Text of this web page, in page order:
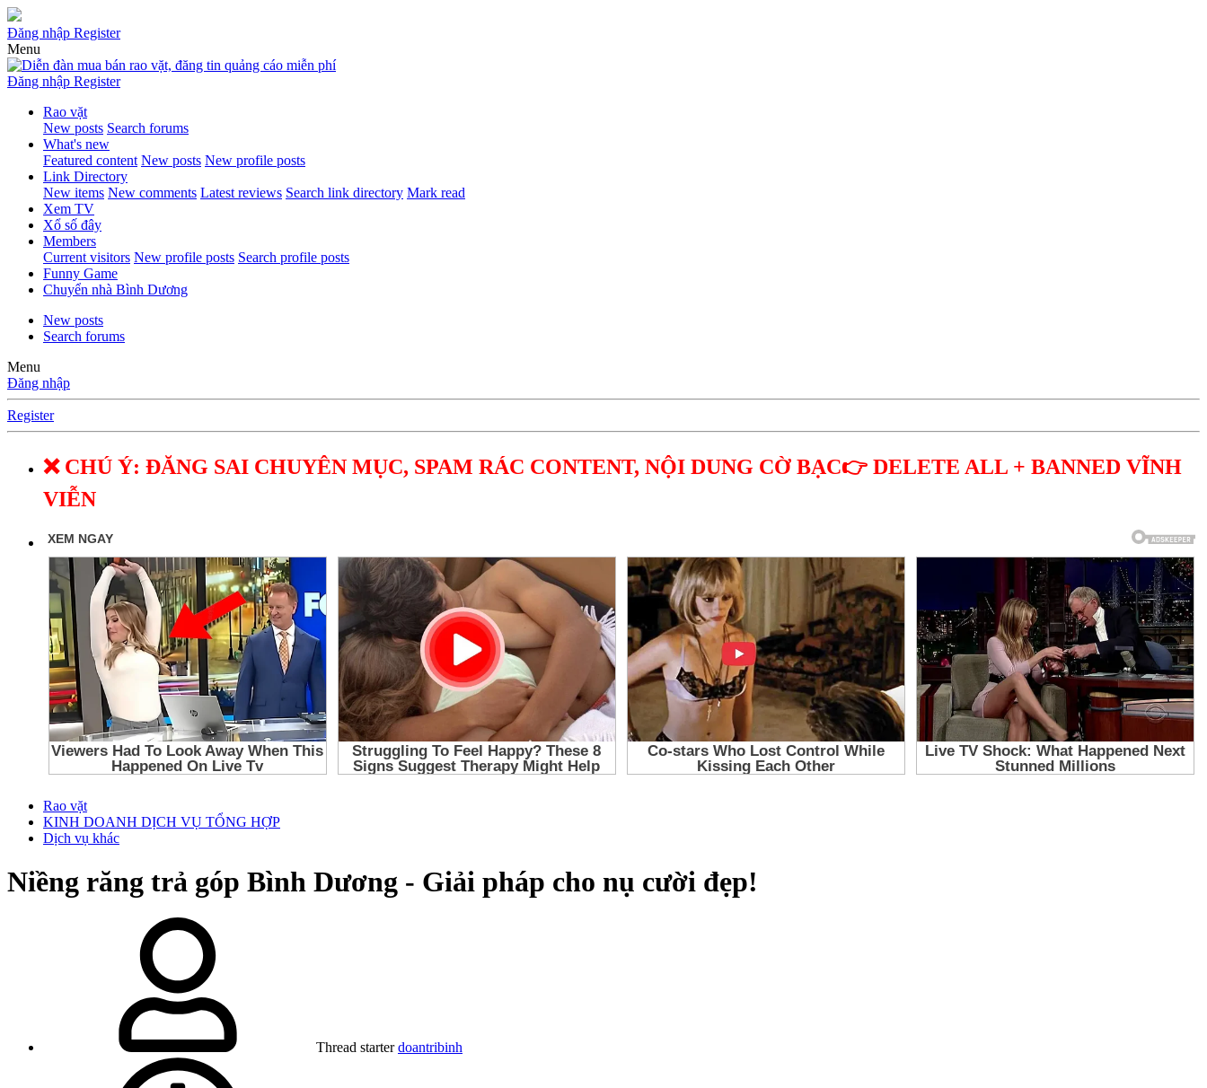
Đăng nhập Register
Menu
Đăng nhập Register
Rao vặt
New posts Search forums
What's new
Featured content New posts New profile posts
Link Directory
New items New comments Latest reviews Search link directory Mark read
Xem TV
Xổ số đây
Members
Current visitors New profile posts Search profile posts
Funny Game
Chuyển nhà Bình Dương
New posts
Search forums
Menu
Đăng nhập
Register
❌ CHÚ Ý: ĐĂNG SAI CHUYÊN MỤC, SPAM RÁC CONTENT, NỘI DUNG CỜ BẠC👉 DELETE ALL + BANNED VĨNH
VIỄN
Rao vặt
KINH DOANH DỊCH VỤ TỔNG HỢP
Dịch vụ khác
Niềng răng trả góp Bình Dương - Giải pháp cho nụ cười đẹp!
Thread starter doantribinh